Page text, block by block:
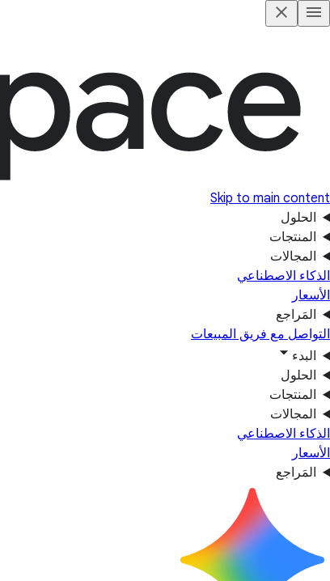
Skip to main content
الحلول
المنتجات
المجالات
الذكاء الاصطناعي
الأسعار
المَراجع
التواصل مع فريق المبيعات
البدء
الحلول
المنتجات
المجالات
الذكاء الاصطناعي
الأسعار
المَراجع